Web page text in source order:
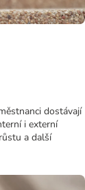
dostávají
i externí
a další